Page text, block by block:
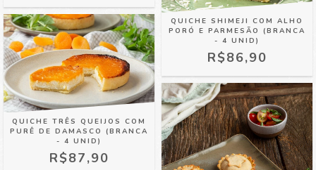
QUICHE TRÊS QUEIJOS COM
PURÊ DE DAMASCO (BRANCA
- 4 UNID)
R$87,90
QUICHE SHIMEJI COM ALHO
PORÓ E PARMESÃO (BRANCA
- 4 UNID)
R$86,90